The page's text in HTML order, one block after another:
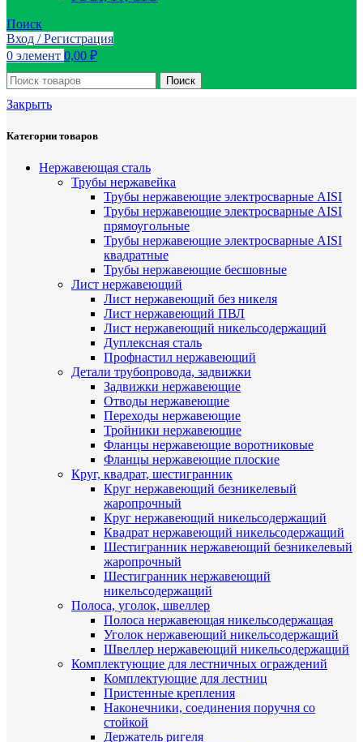
Поиск
Вход / Регистрация
0 элемент 0,00 ₽
Поиск
Закрыть
Категории товаров
Нержавеющая сталь
Трубы нержавейка
Трубы нержавеющие электросварные AISI
Трубы нержавеющие электросварные AISI
прямоугольные
Трубы нержавеющие электросварные AISI
квадратные
Трубы нержавеющие бесшовные
Лист нержавеющий
Лист нержавеющий без никеля
Лист нержавеющий ПВЛ
Лист нержавеющий никельсодержащий
Дуплексная сталь
Профнастил нержавеющий
Детали трубопровода, задвижки
Задвижки нержавеющие
Отводы нержавеющие
Переходы нержавеющие
Тройники нержавеющие
Фланцы нержавеющие воротниковые
Фланцы нержавеющие плоские
Круг, квадрат, шестигранник
Круг нержавеющий безникелевый
жаропрочный
Круг нержавеющий никельсодержащий
Квадрат нержавеющий никельсодержащий
Шестигранник нержавеющий безникелевый
жаропрочный
Шестигранник нержавеющий
никельсодержащий
Полоса, уголок, швеллер
Полоса нержавеющая никельсодержащая
Уголок нержавеющий никельсодержащий
Швеллер нержавеющий никельсодержащий
Комплектующие для лестничных ограждений
Комплектующие для лестниц
Пристенные крепления
Наконечники, соединения поручня со
стойкой
Держатель ригеля